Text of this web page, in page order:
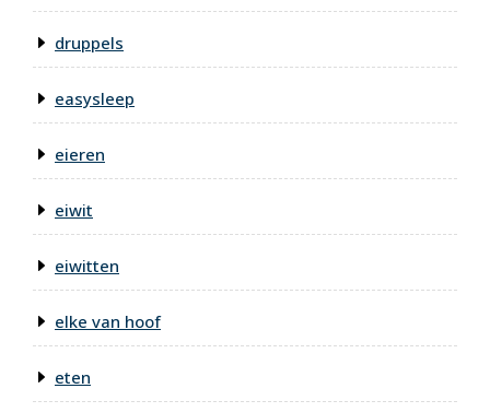
druppels
easysleep
eieren
eiwit
eiwitten
elke van hoof
eten